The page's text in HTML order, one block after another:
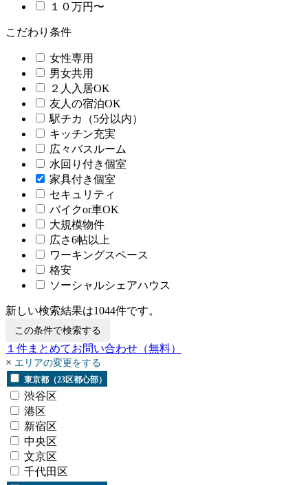
１０万円〜
こだわり条件
女性専用
男女共用
２人入居OK
友人の宿泊OK
駅チカ（5分以内）
キッチン充実
広々バスルーム
水回り付き個室
家具付き個室
セキュリティ
バイクor車OK
大規模物件
広さ6帖以上
ワーキングスペース
格安
ソーシャルシェアハウス
新しい検索結果は1044件です。
この条件で検索する
１ 件まとめてお問い合わせ （無料）
× エリアの変更をする
東京都（23区都心部）
渋谷区
港区
新宿区
中央区
文京区
千代田区